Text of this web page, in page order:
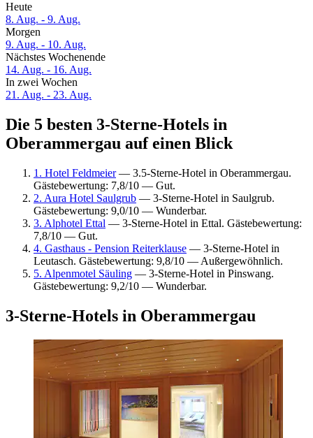
Heute
8. Aug. - 9. Aug.
Morgen
9. Aug. - 10. Aug.
Nächstes Wochenende
14. Aug. - 16. Aug.
In zwei Wochen
21. Aug. - 23. Aug.
Die 5 besten 3-Sterne-Hotels in
Oberammergau auf einen Blick
1. Hotel Feldmeier— 3.5-Sterne-Hotel in Oberammergau.
Gästebewertung: 7,8/10 — Gut.
2. Aura Hotel Saulgrub — 3-Sterne-Hotel in Saulgrub.
Gästebewertung: 9,0/10 — Wunderbar.
3. Alphotel Ettal — 3-Sterne-Hotel in Ettal. Gästebewertung:
7,8/10 — Gut.
4. Gasthaus - Pension Reiterklause — 3-Sterne-Hotel in
Leutasch. Gästebewertung: 9,8/10 — Außergewöhnlich.
5. Alpenmotel Säuling — 3-Sterne-Hotel in Pinswang.
Gästebewertung: 9,2/10 — Wunderbar.
3-Sterne-Hotels in Oberammergau